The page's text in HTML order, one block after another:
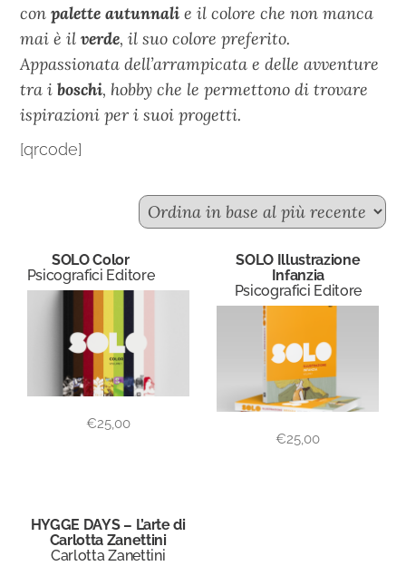
conpalette autunnali e il colore che non manca
mai è ilverde, il suo colore preferito.
Appassionata dell’arrampicata e delle avventure
tra iboschi, hobby che le permettono di trovare
ispirazioni per i suoi progetti.
[qrcode]
SOLO Color
Psicografici Editore
€25,00
SOLO Illustrazione
Infanzia
Psicografici Editore
€25,00
HYGGE DAYS – L’arte di
Carlotta Zanettini
Carlotta Zanettini